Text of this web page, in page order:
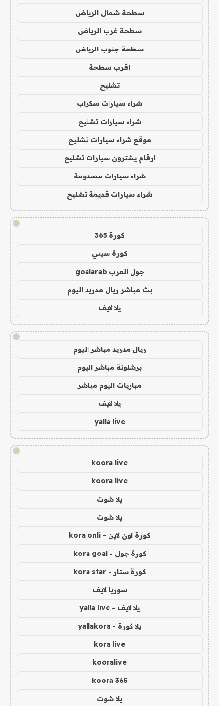
سطحة شمال الرياض
سطحة غرب الرياض
سطحة جنوب الرياض
اقرب سطحة
تشليح
شراء سيارات سكراب
شراء سيارات تشليح
موقع شراء سيارات تشليح
ارقام يشترون سيارات تشليح
شراء سيارات مصدومة
شراء سيارات قديمة تشليح
!
كورة 365
كورة سيتي
جول العرب goalarab
بث مباشر ريال مدريد اليوم
يلا لايف
!
ريال مدريد مباشر اليوم
برشلونة مباشر اليوم
مباريات اليوم مباشر
يلا لايف
yalla live
!
koora live
koora live
يلا شوت
يلا شوت
كورة اون لاين - kora onli
كورة جول - kora goal
كورة ستار - kora star
سوريا لايف
يلا لايف - yalla live
يلا كورة - yallakora
kora live
kooralive
koora 365
يلا شوت